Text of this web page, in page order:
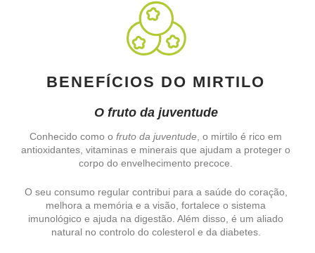
BENEFÍCIOS DO MIRTILO
O fruto da juventude
Conhecido como o fruto da juventude , o mirtilo é rico em
antioxidantes, vitaminas e minerais que ajudam a proteger o
corpo do envelhecimento precoce.
O seu consumo regular contribui para a saúde do coração,
melhora a memória e a visão, fortalece o sistema
imunológico e ajuda na digestão. Além disso, é um aliado
natural no controlo do colesterol e da diabetes.